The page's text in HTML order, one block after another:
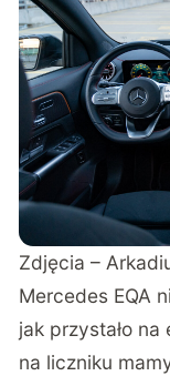
Zdjęcia –
Mercedes EQA
jak przystało
na liczniku